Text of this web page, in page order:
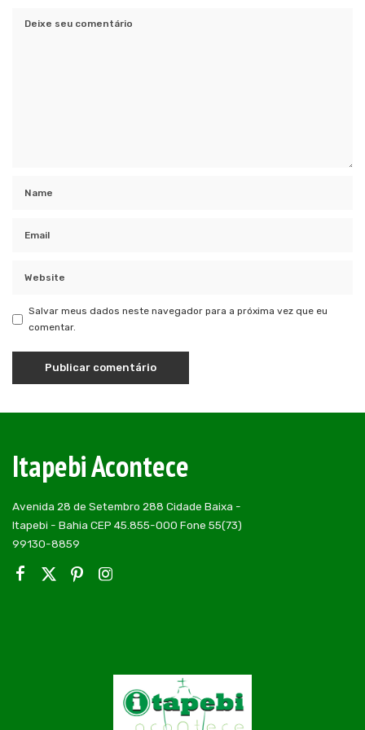
Salvar meus dados neste navegador para a próxima vez que eu
comentar.
Itapebi Acontece
Avenida 28 de Setembro 288 Cidade Baixa -
Itapebi - Bahia CEP 45.855-000 Fone 55(73)
99130-8859